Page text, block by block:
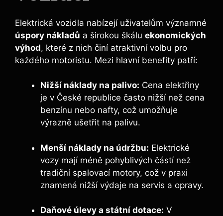
Elektrická vozidla nabízejí uživatelům významné
úspory nákladů a širokou škálu ekonomických
výhod, které z nich činí atraktivní volbu pro
každého motoristu. Mezi hlavní benefity patří:
Nižší náklady na palivo: Cena elektřiny
je v České republice často nižší než cena
benzínu nebo nafty, což umožňuje
výrazně ušetřit na palivu.
Menší náklady na údržbu: Elektrické
vozy mají méně pohyblivých částí než
tradiční spalovací motory, což v praxi
znamená nižší výdaje na servis a opravy.
Daňové úlevy a státní dotace: V